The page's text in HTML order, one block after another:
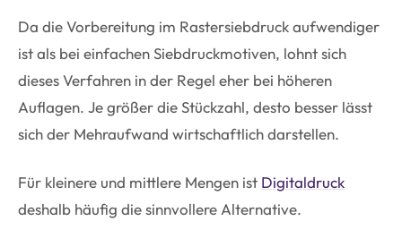
Da die Vorbereitung im Rastersiebdruck aufwendiger
ist als bei einfachen Siebdruckmotiven, lohnt sich
dieses Verfahren in der Regel eher bei höheren
Auflagen. Je größer die Stückzahl, desto besser lässt
sich der Mehraufwand wirtschaftlich darstellen.
Für kleinere und mittlere Mengen ist Digitaldruck
deshalb häufig die sinnvollere Alternative.